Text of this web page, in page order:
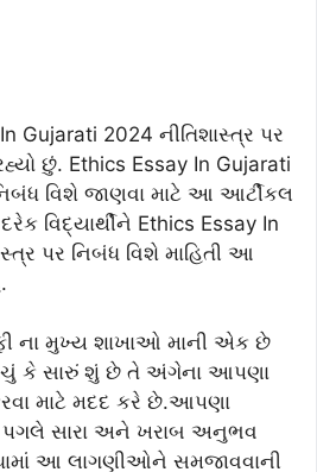
2024 નીતિશાસ્ત્ર પર
છું. Ethics Essay In Gujarati
વિશે જાણવા માટે આ આર્ટીકલ
વિદ્યાર્થીને Ethics Essay In
પર નિબંધ વિશે માહિતી આ
ના મુખ્ય શાખાઓ માની એક છે
કે સારું શું છે તે અંગેના આપણા
માટે મદદ કરે છે.આપણા
સારા અને ખરાબ અનુભવ
આ લાગણીઓને સમજાવવાની